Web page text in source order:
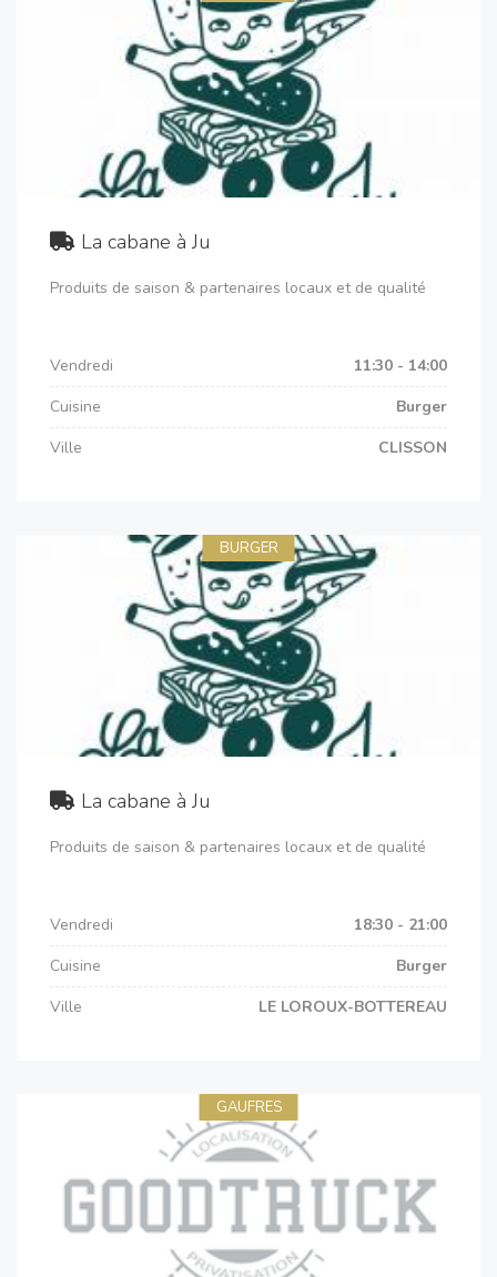
La cabane à Ju
Produits de saison & partenaires locaux et de qualité
Vendredi
11:30 - 14:00
Cuisine
Burger
Ville
CLISSON
BURGER
La cabane à Ju
Produits de saison & partenaires locaux et de qualité
Vendredi
18:30 - 21:00
Cuisine
Burger
Ville
LE LOROUX-BOTTEREAU
GAUFRES